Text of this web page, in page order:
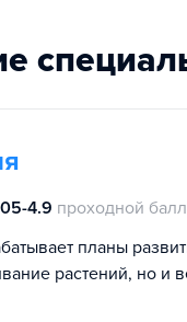
4.9 проходной балл
планы
растений, но и